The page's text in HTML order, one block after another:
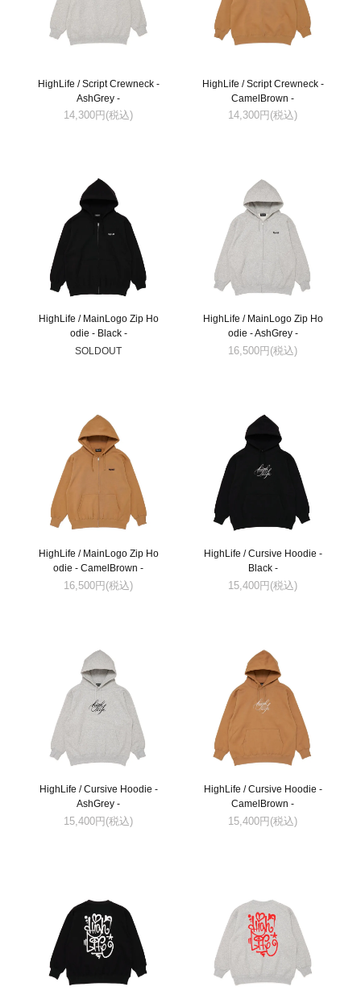
HighLife / Script Crewneck -
AshGrey -
14,300円(税込)
HighLife / Script Crewneck -
CamelBrown -
14,300円(税込)
HighLife / MainLogo Zip Ho
odie - Black -
SOLDOUT
HighLife / MainLogo Zip Ho
odie - AshGrey -
16,500円(税込)
HighLife / MainLogo Zip Ho
odie - CamelBrown -
16,500円(税込)
HighLife / Cursive Hoodie -
Black -
15,400円(税込)
HighLife / Cursive Hoodie -
AshGrey -
15,400円(税込)
HighLife / Cursive Hoodie -
CamelBrown -
15,400円(税込)